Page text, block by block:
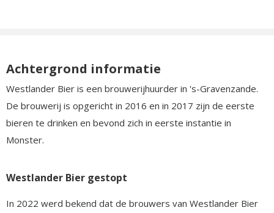
Achtergrond informatie
Westlander Bier is een brouwerijhuurder in 's-Gravenzande.
De brouwerij is opgericht in 2016 en in 2017 zijn de eerste
bieren te drinken en bevond zich in eerste instantie in
Monster.
Westlander Bier gestopt
In 2022 werd bekend dat de brouwers van Westlander Bier